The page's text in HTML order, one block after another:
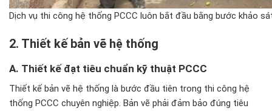
Dịch vụ thi công hệ thống PCCC luôn bắt đầu bằng bước khảo
2. Thiết kế bản vẽ hệ thống
A. Thiết kế đạt tiêu chuẩn kỹ thuật PCCC
Thiết kế bản vẽ hệ thống là bước đầu tiên trong thi công hệ
thống PCCC chuyên nghiệp. Bản vẽ phải đảm bảo đúng tiêu